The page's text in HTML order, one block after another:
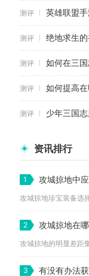
测评 英雄联盟
测评 绝地求生
测评 如何在三
测评 如何提高
测评
资讯排行
1 攻城掠地中
2 攻城掠地在
3 有没有办法